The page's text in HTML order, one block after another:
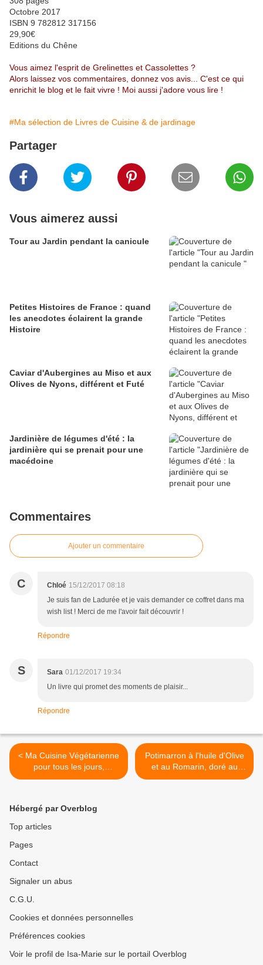
Octobre 2017
ISBN 9 782812 317156
29,90€
Editions du Chêne
Vous aimez l'esprit de Grelinettes et Cassolettes ?
Alors laissez vos commentaires, donnez vos avis... C'est ce qui
enrichit le blog et le fait vivre ! Moi aussi j'adore vous lire !
#Ma sélection de Livres de Cuisine & de jardinage
Partager
Vous aimerez aussi
Tour au Jardin pendant la canicule
Petites Histoires de France : quand
les anecdotes éclairent la grande
Histoire
Caviar d'Aubergines au Miso et aux
Olives de Nyons, différent et Futé
Jardinière de légumes d'été : la
jardinière qui se prenait pour une
macédoine
Commentaires
Ajouter un commentaire
C Chloé 15/12/2017 08:18
Je suis fan de Ladurée et je vais demander ce coffret dans ma
wish list ! Merci de me l'avoir fait découvrir !
Répondre
S Sara 01/12/2017 19:34
Un livre qui promet des moments de plaisir...
Répondre
< Ma Cuisine Végétarienne
pour tous les jours,
Garance Leureux
Potimarron à l'huile d'Olive
et au Romarin, doré au
Four, Chiffonnade de
Hébergé par Overblog
Top articles
Pages
Contact
Signaler un abus
C.G.U.
Cookies et données personnelles
Préférences cookies
Voir le profil de Isa-Marie sur le portail Overblog